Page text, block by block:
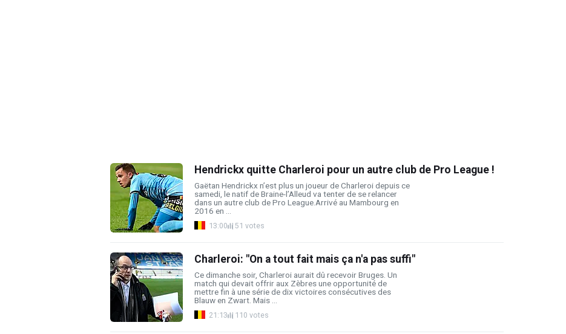
Hendrickx quitte Charleroi pour un autre club de Pro League !
Gaëtan Hendrickx n’est plus un joueur de Charleroi depuis ce
samedi, le natif de Braine-l’Alleud va tenter de se relancer
dans un autre club de Pro League.Arrivé au Mambourg en
2016 en ...
13:00 51 votes
Charleroi: "On a tout fait mais ça n'a pas suffi"
Ce dimanche soir, Charleroi aurait dû recevoir Bruges. Un
match qui devait offrir aux Zèbres une opportunité de
mettre fin à une série de dix victoires consécutives des
Blauw en Zwart. Mais ...
21:13 110 votes